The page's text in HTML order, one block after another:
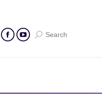
Search